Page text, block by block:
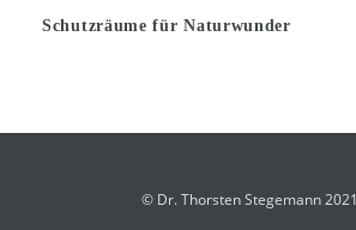
Schutzräume für Naturwunder
© Dr. Thorsten Stegemann